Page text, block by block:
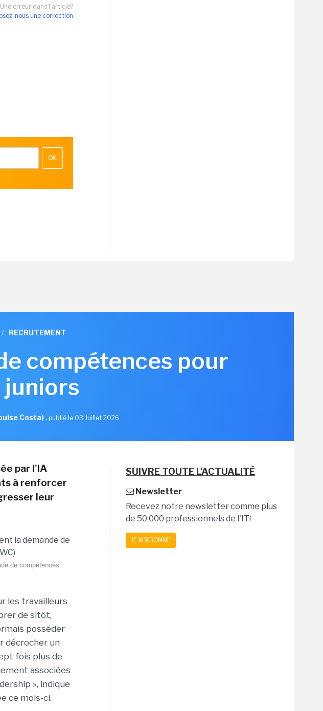
Une erreur dans l'article?
nous une correction
OK
/ RECRUTEMENT
compétences pour
juniors
Costa), publié le 03 Juillet 2026
par l'IA
à renforcer
leur
de compétences
les travailleurs
de sitôt,
posséder
décrocher un
fois plus de
associées
», indique
ce mois-ci.
SUIVRE TOUTE L'ACTUALITÉ
Newsletter
Recevez notre newsletter comme plus
de 50 000 professionnels de l'IT!
JE M'ABONNE